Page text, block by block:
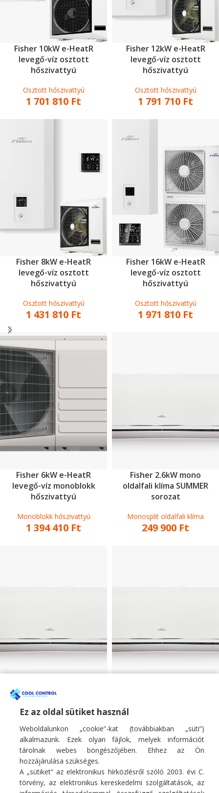
Fisher 10kW e-HeatR
levegő-víz osztott
hőszivattyú
Osztott hőszivattyú
1 701 810 Ft
Fisher 12kW e-HeatR
levegő-víz osztott
hőszivattyú
Osztott hőszivattyú
1 791 710 Ft
Fisher 8kW e-HeatR
levegő-víz osztott
hőszivattyú
Osztott hőszivattyú
1 431 810 Ft
Fisher 16kW e-HeatR
levegő-víz osztott
hőszivattyú
Osztott hőszivattyú
1 971 810 Ft
Fisher 6kW e-HeatR
levegő-víz monoblokk
hőszivattyú
Monoblokk hőszivattyú
1 394 410 Ft
Fisher 2.6kW mono
oldalfali klíma SUMMER
sorozat
Monosplit oldalfali klíma
249 900 Ft
Fisher 3.4kW mono
oldalfali klíma SUMMER
sorozat
Monosplit oldalfali klíma
266 900 Ft
Monosplit oldalfali klíma
406 900Ft
Ez az oldal sütiket használ
Weboldalunkon „cookie”-kat (továbbiakban „süti”)
alkalmazunk. Ezek olyan fájlok, melyek információt
tárolnak webes böngészőjében. Ehhez az Ön
hozzájárulása szükséges.
A „sütiket” az elektronikus hírközlésről szóló 2003. évi C.
törvény, az elektronikus kereskedelmi szolgáltatások, az